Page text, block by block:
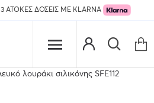
3 ΑΤΟΚΕΣ ΔΟΣΕΙΣ ΜΕ KLARNA